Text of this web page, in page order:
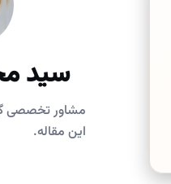
سید
مشاور تخصصی
این مقاله.